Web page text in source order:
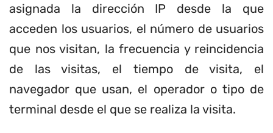
asignada la dirección IP desde la que
acceden los usuarios, el número de usuarios
que nos visitan, la frecuencia y reincidencia
de las visitas, el tiempo de visita, el
navegador que usan, el operador o tipo de
terminal desde el que se realiza la visita.